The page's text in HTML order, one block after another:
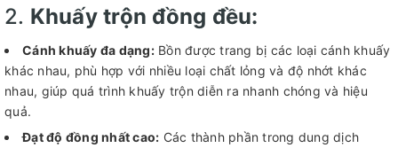
2. Khuấy trộn đồng đều:
Cánh khuấy đa dạng:Bồn được trang bị các loại cánh khuấy
khác nhau, phù hợp với nhiều loại chất lỏng và độ nhớt khác
nhau, giúp quá trình khuấy trộn diễn ra nhanh chóng và hiệu
quả.
Đạt độ đồng nhất cao: Các thành phần trong dung dịch